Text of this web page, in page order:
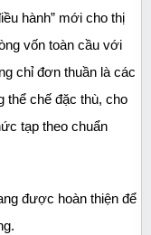
hành” mới cho thị
vốn toàn cầu với
chỉ đơn thuần là các
thể chế đặc thù, cho
tạp theo chuẩn
được hoàn thiện để